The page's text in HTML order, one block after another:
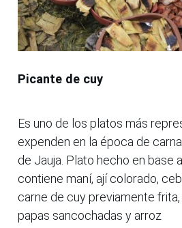
Picante de cuy
Es uno de los platos más
expenden en la época de
de Jauja. Plato hecho en base
contiene maní, ají colorado,
carne de cuy previamente
papas sancochadas y arroz